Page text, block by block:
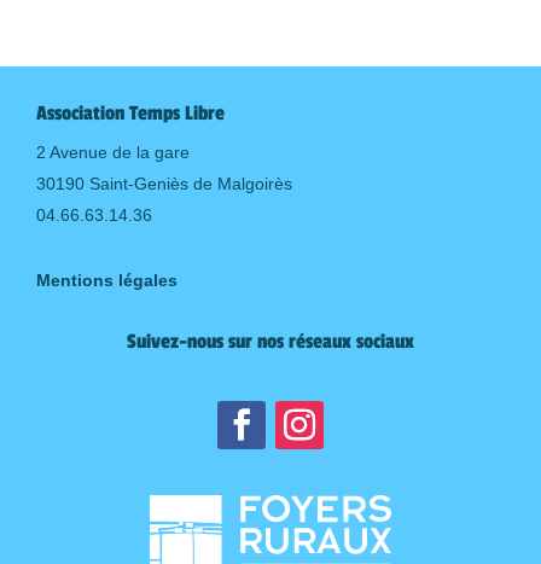
Association Temps Libre
2 Avenue de la gare
30190 Saint-Geniès de Malgoirès
04.66.63.14.36
Mentions légales
Suivez-nous sur nos réseaux sociaux